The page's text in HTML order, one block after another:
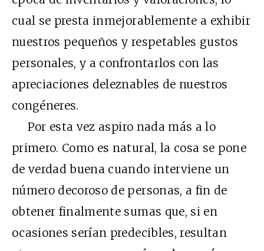
cual se presta inmejorablemente a exhibir
nuestros pequeños y respetables gustos
personales, y a confrontarlos con las
apreciaciones deleznables de nuestros
congéneres.
Por esta vez aspiro nada más a lo
primero. Como es natural, la cosa se pone
de verdad buena cuando interviene un
número decoroso de personas, a fin de
obtener finalmente sumas que, si en
ocasiones serían predecibles, resultan